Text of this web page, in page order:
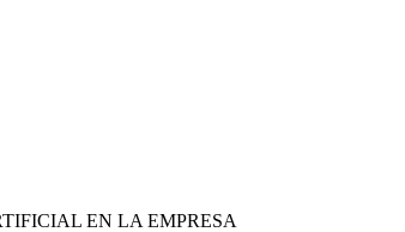
EN LA EMPRESA